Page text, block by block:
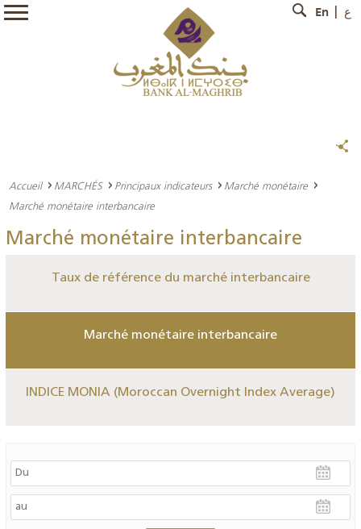
En ع
Accueil MARCHÉS Principaux indicateurs
Marché monétaire
Marché monétaire interbancaire
Marché monétaire interbancaire
Taux de référence du marché interbancaire
Marché monétaire interbancaire
INDICE MONIA (Moroccan Overnight Index Average)